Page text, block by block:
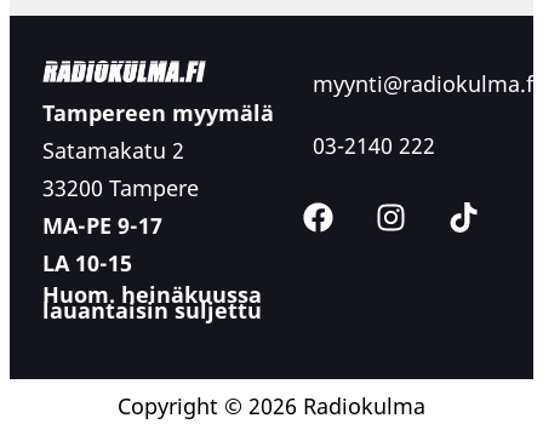
Tampereen myymälä
Satamakatu 2
33200 Tampere
MA-PE 9-17
LA 10-15
Huom. heinäkuussa
lauantaisin suljettu
myynti@radiokulma.fi
03-2140 222
Copyright © 2026 Radiokulma